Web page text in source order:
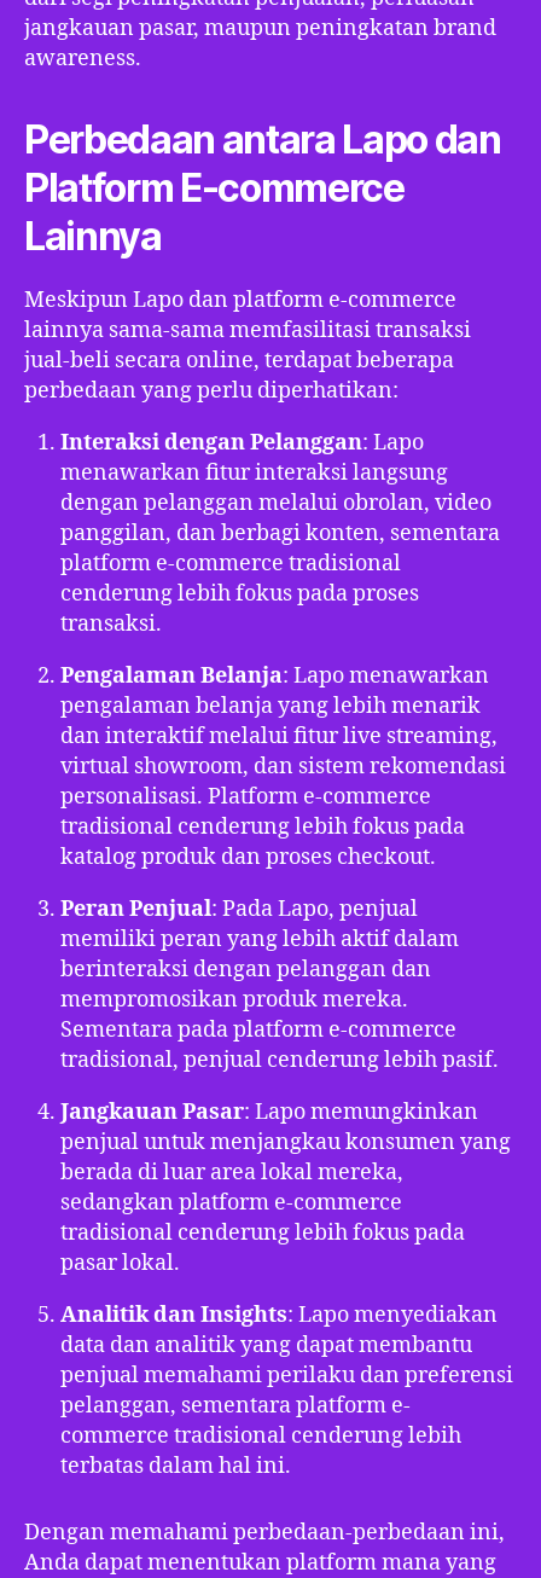
jangkauan pasar, maupun peningkatan brand
awareness.
Perbedaan antara Lapo dan
Platform E-commerce
Lainnya
Meskipun Lapo dan platform e-commerce
lainnya sama-sama memfasilitasi transaksi
jual-beli secara online, terdapat beberapa
perbedaan yang perlu diperhatikan:
Interaksi dengan Pelanggan: Lapo
menawarkan fitur interaksi langsung
dengan pelanggan melalui obrolan, video
panggilan, dan berbagi konten, sementara
platform e-commerce tradisional
cenderung lebih fokus pada proses
transaksi.
Pengalaman Belanja: Lapo menawarkan
pengalaman belanja yang lebih menarik
dan interaktif melalui fitur live streaming,
virtual showroom, dan sistem rekomendasi
personalisasi. Platform e-commerce
tradisional cenderung lebih fokus pada
katalog produk dan proses checkout.
Peran Penjual: Pada Lapo, penjual
memiliki peran yang lebih aktif dalam
berinteraksi dengan pelanggan dan
mempromosikan produk mereka.
Sementara pada platform e-commerce
tradisional, penjual cenderung lebih pasif.
Jangkauan Pasar: Lapo memungkinkan
penjual untuk menjangkau konsumen yang
berada di luar area lokal mereka,
sedangkan platform e-commerce
tradisional cenderung lebih fokus pada
pasar lokal.
Analitik dan Insights: Lapo menyediakan
data dan analitik yang dapat membantu
penjual memahami perilaku dan preferensi
pelanggan, sementara platform e-
commerce tradisional cenderung lebih
terbatas dalam hal ini.
Dengan memahami perbedaan-perbedaan ini,
Anda dapat menentukan platform mana yang